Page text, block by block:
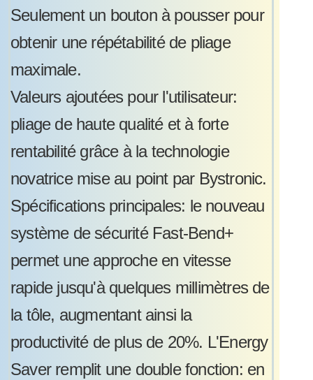
Seulement un bouton à pousser pour
obtenir une répétabilité de pliage
maximale.
Valeurs ajoutées pour l'utilisateur:
pliage de haute qualité et à forte
rentabilité grâce à la technologie
novatrice mise au point par Bystronic.
Spécifications principales: le nouveau
système de sécurité Fast-Bend+
permet une approche en vitesse
rapide jusqu'à quelques millimètres de
la tôle, augmentant ainsi la
productivité de plus de 20%. L'Energy
Saver remplit une double fonction: en